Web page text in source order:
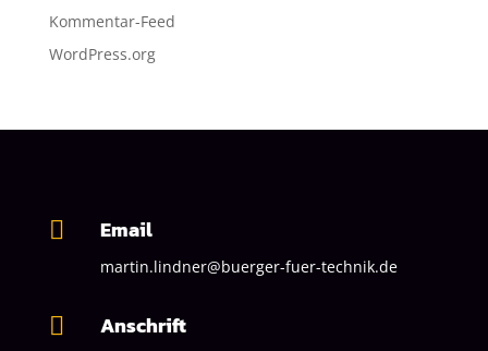
Kommentar-Feed
WordPress.org
 Email
martin.lindner@buerger-fuer-technik.de
 Anschrift